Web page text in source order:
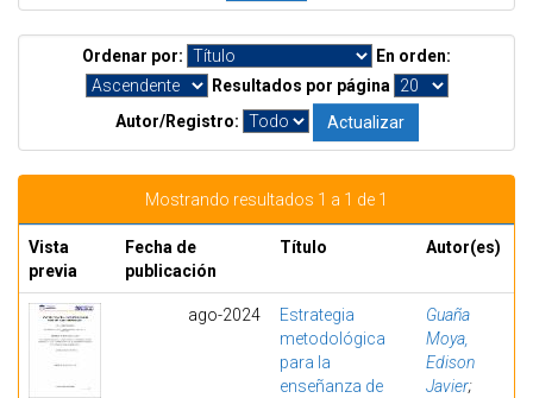
Ordenar por:
En orden:
Resultados por página
Autor/Registro:
Mostrando resultados 1 a 1 de 1
Vista
previa
Fecha de
publicación
Título Autor(es)
ago-2024
Estrategia
metodológica
para la
enseñanza de
Guaña
Moya,
Edison
Javier;